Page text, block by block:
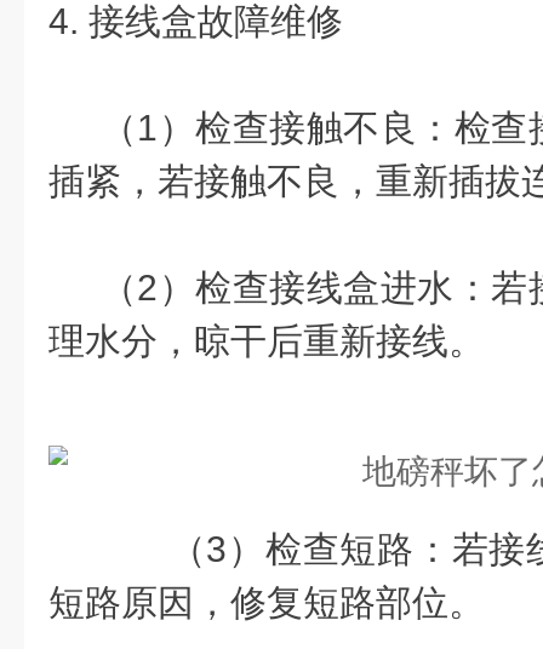
4. 接线盒故障维修
（1）检查接触不良：检查
插紧，若接触不良，重新插拔
（2）检查接线盒进水：若
理水分，晾干后重新接线。
（3）检查短路：若接
短路原因，修复短路部位。